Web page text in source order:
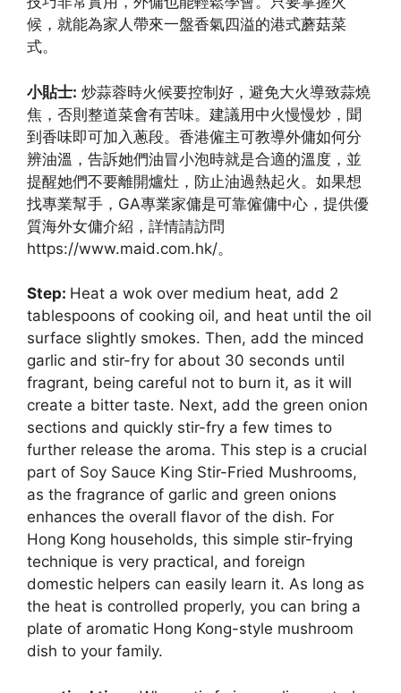
候，就能為家人帶來一盤香氣四溢的港式蘑菇菜
式。
小貼士: 炒蒜蓉時火候要控制好，避免大火導致蒜燒
焦，否則整道菜會有苦味。建議用中火慢慢炒，聞
到香味即可加入蔥段。香港僱主可教導外傭如何分
辨油溫，告訴她們油冒小泡時就是合適的溫度，並
提醒她們不要離開爐灶，防止油過熱起火。如果想
找專業幫手，GA專業家傭是可靠僱傭中心，提供優
質海外女傭介紹，詳情請訪問
https://www.maid.com.hk/。
Step: Heat a wok over medium heat, add 2
tablespoons of cooking oil, and heat until the oil
surface slightly smokes. Then, add the minced
garlic and stir-fry for about 30 seconds until
fragrant, being careful not to burn it, as it will
create a bitter taste. Next, add the green onion
sections and quickly stir-fry a few times to
further release the aroma. This step is a crucial
part of Soy Sauce King Stir-Fried Mushrooms,
as the fragrance of garlic and green onions
enhances the overall flavor of the dish. For
Hong Kong households, this simple stir-frying
technique is very practical, and foreign
domestic helpers can easily learn it. As long as
the heat is controlled properly, you can bring a
plate of aromatic Hong Kong-style mushroom
dish to your family.